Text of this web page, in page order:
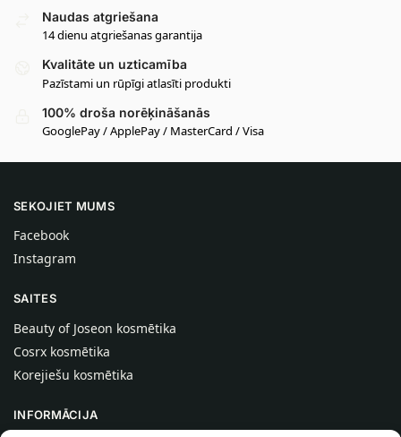
Naudas atgriešana
14 dienu atgriešanas garantija
Kvalitāte un uzticamība
Pazīstami un rūpīgi atlasīti produkti
100% droša norēķināšanās
GooglePay / ApplePay / MasterCard / Visa
SEKOJIET MUMS
Facebook
Instagram
SAITES
Beauty of Joseon kosmētika
Cosrx kosmētika
Korejiešu kosmētika
INFORMĀCIJA